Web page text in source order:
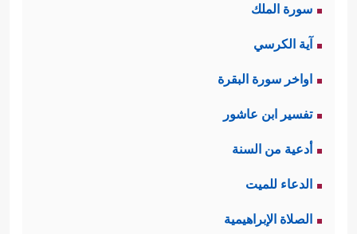
سورة الملك
آية الكرسي
اواخر سورة البقرة
تفسير ابن عاشور
أدعية من السنة
الدعاء للميت
الصلاة الإبراهيمية